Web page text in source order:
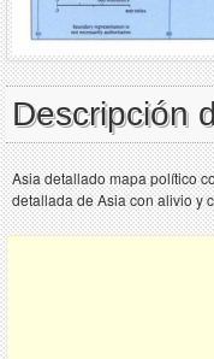
Descripción
Asia detallado mapa político
detallada de Asia con alivio y